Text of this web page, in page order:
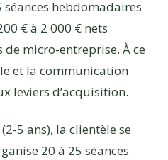
hebdomadaires
€ à 2 000 € nets
de micro-entreprise. À ce
et la communication
leviers d’acquisition.
5 ans), la clientèle se
20 à 25 séances